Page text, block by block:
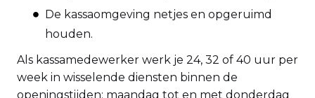
De kassaomgeving netjes en opgeruimd
houden.
Als kassamedewerker werk je 24, 32 of 40 uur per
week in wisselende diensten binnen de
openingstijden: maandag tot en met donderdag